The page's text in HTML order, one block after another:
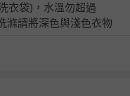
衣袋)，水溫勿超過
滌請將深色與淺色衣物